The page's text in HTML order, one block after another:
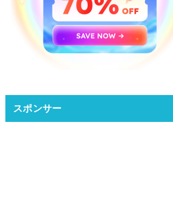
スポンサー